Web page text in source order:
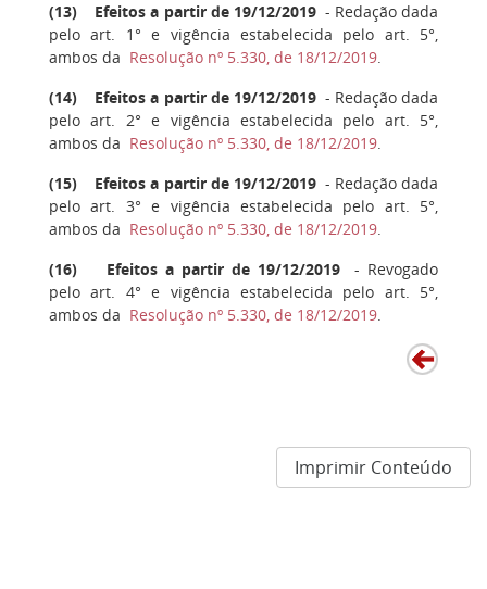
(13) Efeitos a partir de 19/12/2019- Redação dada
pelo art. 1° e vigência estabelecida pelo art. 5°,
ambos da Resolução nº 5.330, de 18/12/2019.
(14) Efeitos a partir de 19/12/2019- Redação dada
pelo art. 2° e vigência estabelecida pelo art. 5°,
ambos da Resolução nº 5.330, de 18/12/2019.
(15) Efeitos a partir de 19/12/2019- Redação dada
pelo art. 3° e vigência estabelecida pelo art. 5°,
ambos da Resolução nº 5.330, de 18/12/2019.
(16) Efeitos a partir de 19/12/2019- Revogado
pelo art. 4° e vigência estabelecida pelo art. 5°,
ambos da Resolução nº 5.330, de 18/12/2019.
Imprimir Conteúdo